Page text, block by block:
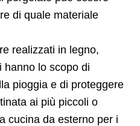
di quale materiale
realizzati in legno,
hanno lo scopo di
pioggia e di proteggere
ai più piccoli o
cucina da esterno per i